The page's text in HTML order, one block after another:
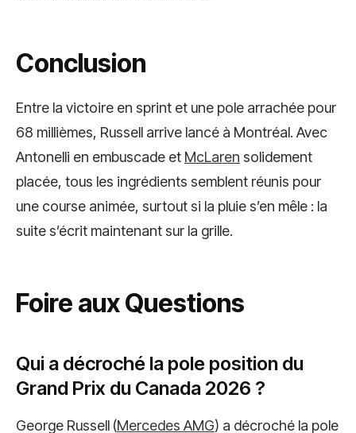
Conclusion
Entre la victoire en sprint et une pole arrachée pour
68 millièmes, Russell arrive lancé à Montréal. Avec
Antonelli en embuscade et McLaren solidement
placée, tous les ingrédients semblent réunis pour
une course animée, surtout si la pluie s’en mêle : la
suite s’écrit maintenant sur la grille.
Foire aux Questions
Qui a décroché la pole position du
Grand Prix du Canada 2026 ?
George Russell (Mercedes AMG) a décroché la pole